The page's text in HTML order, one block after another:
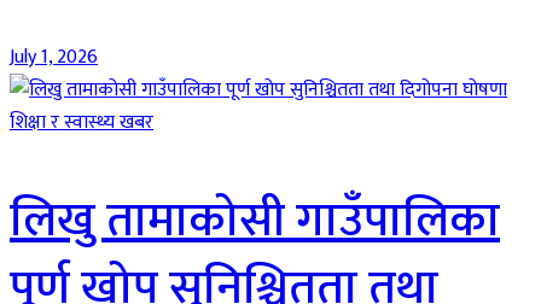
July 1, 2026
शिक्षा र स्वास्थ्य खबर
लिखु तामाकोसी गाउँपालिका
पूर्ण खोप सुनिश्चितता तथा